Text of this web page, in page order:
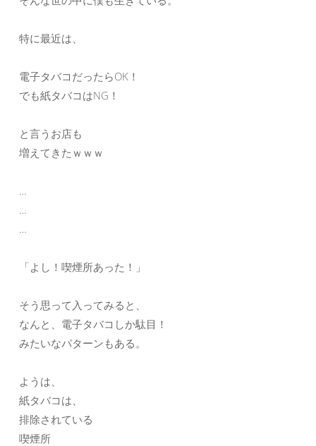
特に最近は、
電子タバコだったらOK！
でも紙タバコはNG！
と言うお店も
増えてきたｗｗｗ
…
…
…
「よし！喫煙所あった！」
そう思って入ってみると、
なんと、電子タバコしか駄目！
みたいなパターンもある。
ようは、
紙タバコは、
排除されている
喫煙所